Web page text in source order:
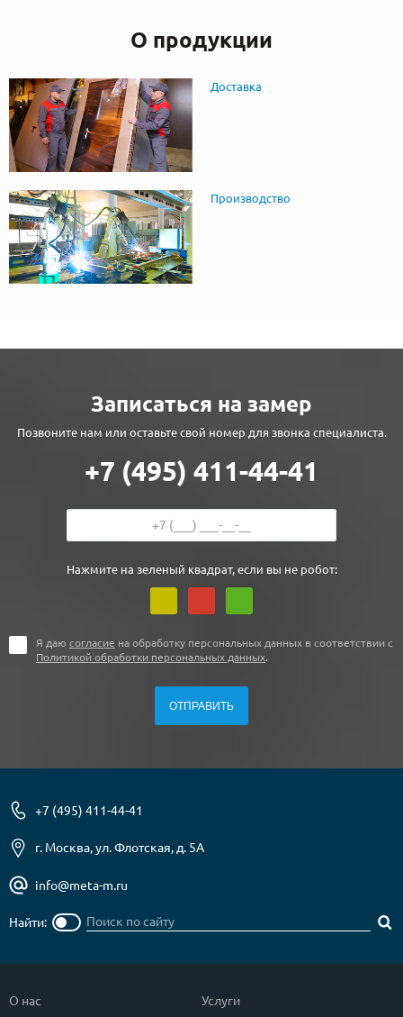
О продукции
Доставка
Производство
Записаться на замер
Позвоните нам или оставьте свой номер для звонка специалиста.
+7 (495) 411-44-41
Нажмите на зеленый квадрат, если вы не робот:
Я даю согласие на обработку персональных данных в соответствии с
Политикой обработки персональных данных.
+7 (495) 411-44-41
г. Москва, ул. Флотская, д. 5А
info@meta-m.ru
Найти:
О нас Услуги